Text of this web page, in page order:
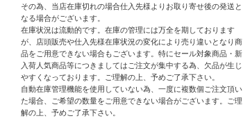
その為、当店在庫切れの場合仕入先様よりお取り寄せ後の発送と
なる場合がございます。
在庫状況は流動的です。在庫の管理には万全を期しております
が、店頭販売や仕入先様在庫状況の変化により売り違いとなり商
品をご用意できない場合もございます。特にセール対象商品・新
入荷人気商品等につきましてはご注文が集中する為、欠品が生じ
やすくなっております。ご理解の上、予めご了承下さい。
自動在庫管理機能を使用していない為、一度に複数個ご注文頂い
た場合、ご希望の数量をご用意できない場合がございます。ご理
解の上、予めご了承下さい。